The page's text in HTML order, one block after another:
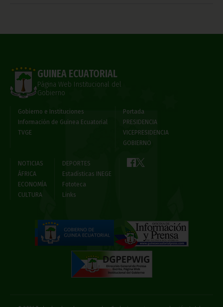
GUINEA ECUATORIAL
Página Web Institucional del
Gobierno
Gobierno e Instituciones
Información de Guinea Ecuatorial
TVGE
Portada
PRESIDENCIA
VICEPRESIDENCIA
GOBIERNO
NOTICIAS
ÁFRICA
ECONOMÍA
CULTURA
DEPORTES
Estadísticas INEGE
Fototeca
Links